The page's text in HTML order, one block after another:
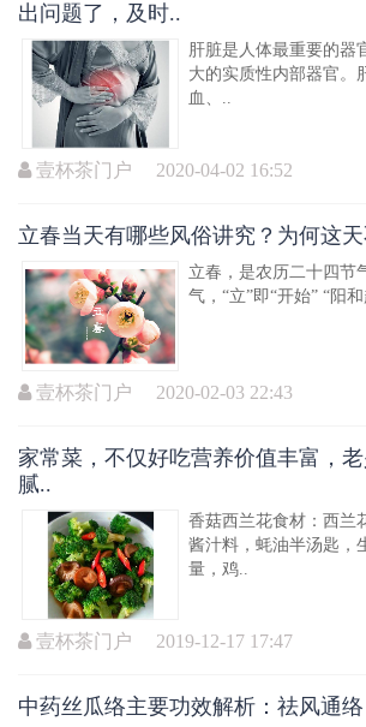
出问题了，及时..
肝脏是人体最重要的器
大的实质性内部器官。
血、..
壹杯茶门户 2020-04-02 16:52
立春当天有哪些风俗讲究？为何这
立春，是农历二十四节
气，“立”即“开始” “阳
壹杯茶门户 2020-02-03 22:43
家常菜，不仅好吃营养价值丰富，
腻..
香菇西兰花食材：西兰
酱汁料，蚝油半汤匙，
量，鸡..
壹杯茶门户 2019-12-17 17:47
中药丝瓜络主要功效解析：祛风通